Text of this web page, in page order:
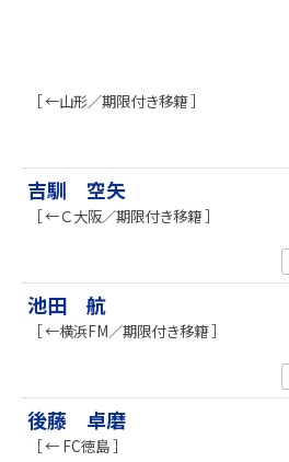
［ ←山形／期限付き移籍 ］
吉馴 空矢
［ ←Ｃ大阪／期限付き移籍 ］
池田 航
［ ←横浜FM／期限付き移籍 ］
後藤 卓磨
［ ← FC徳島 ］